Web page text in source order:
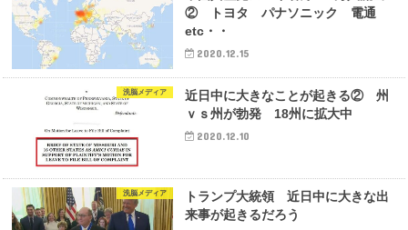
② トヨタ パナソニック 電通
etc・・
2020.12.15
洗脳メディア
近日中に大きなことが起きる② 州
ｖｓ州が勃発 18州に拡大中
2020.12.10
洗脳メディア
トランプ大統領 近日中に大きな出
来事が起きるだろう